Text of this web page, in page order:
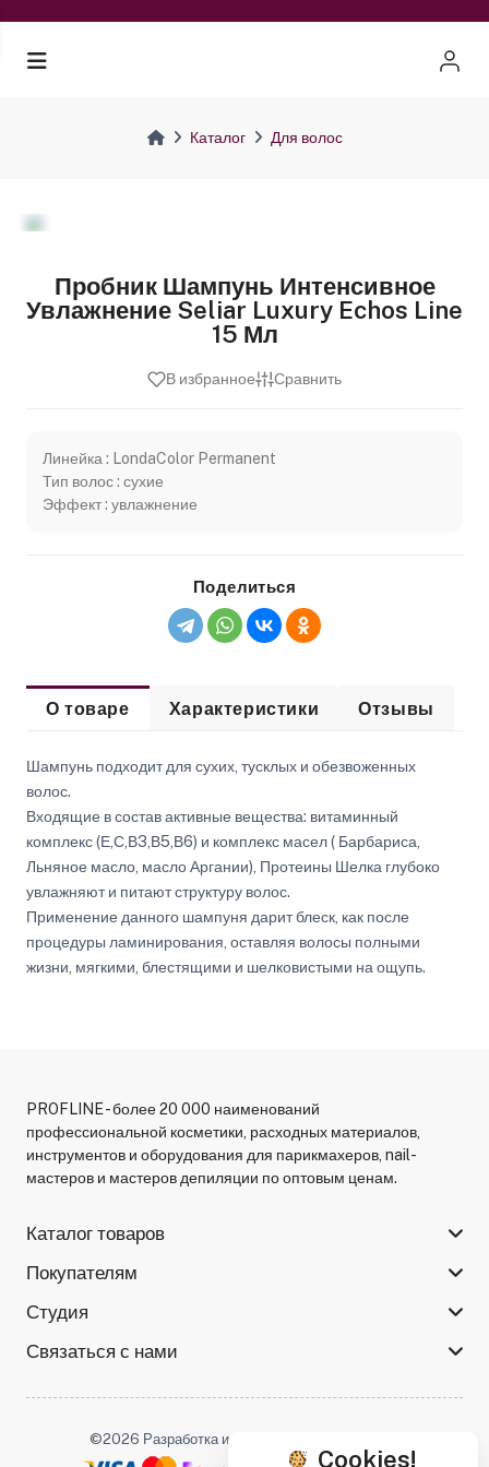
Каталог Для волос
Пробник Шампунь Интенсивное
Увлажнение Seliar Luxury Echos Line
15 Мл
В избранное Сравнить
Линейка : LondaColor Permanent
Тип волос : сухие
Эффект : увлажнение
Поделиться
О товаре Характеристики Отзывы
Шампунь подходит для сухих, тусклых и обезвоженных
волос.
Входящие в состав активные вещества: витаминный
комплекс (Е,С,В3,В5,В6) и комплекс масел ( Барбариса,
Льняное масло, масло Аргании), Протеины Шелка глубоко
увлажняют и питают структуру волос.
Применение данного шампуня дарит блеск, как после
процедуры ламинирования, оставляя волосы полными
жизни, мягкими, блестящими и шелковистыми на ощупь.
PROFLINE - более 20 000 наименований
профессиональной косметики, расходных материалов,
инструментов и оборудования для парикмахеров, nail-
мастеров и мастеров депиляции по оптовым ценам.
Каталог товаров
Покупателям
Студия
Связаться с нами
©2026 Разработка и поддержка -
Cookies!